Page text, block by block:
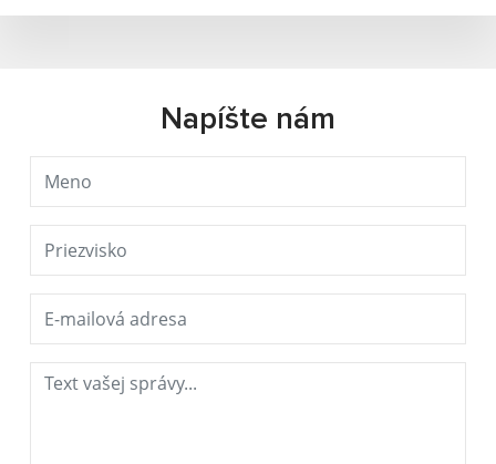
Napíšte nám